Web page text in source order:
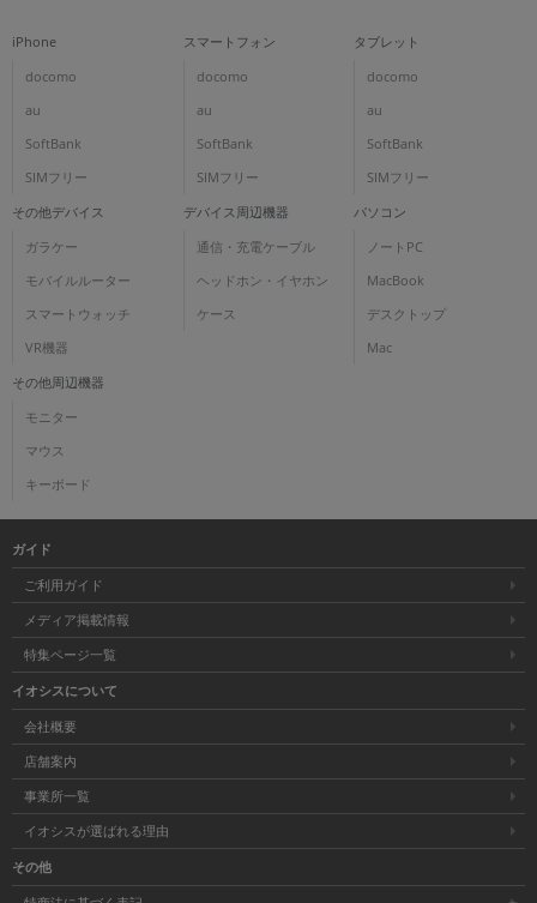
iPhone
docomo
au
SoftBank
SIMフリー
スマートフォン
docomo
au
SoftBank
SIMフリー
タブレット
docomo
au
SoftBank
SIMフリー
その他デバイス
ガラケー
モバイルルーター
スマートウォッチ
VR機器
デバイス周辺機器
通信・充電ケーブル
ヘッドホン・イヤホン
ケース
パソコン
ノートPC
MacBook
デスクトップ
Mac
その他周辺機器
モニター
マウス
キーボード
ガイド
ご利用ガイド
メディア掲載情報
特集ページ一覧
イオシスについて
会社概要
店舗案内
事業所一覧
イオシスが選ばれる理由
その他